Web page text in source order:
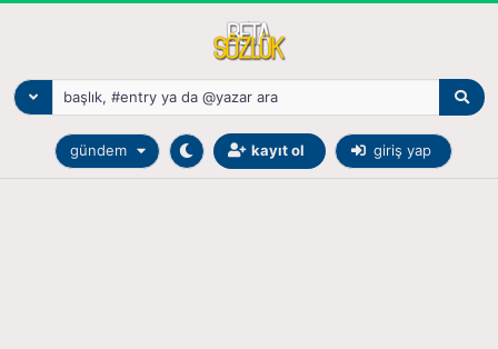
gündem kayıt ol giriş yap